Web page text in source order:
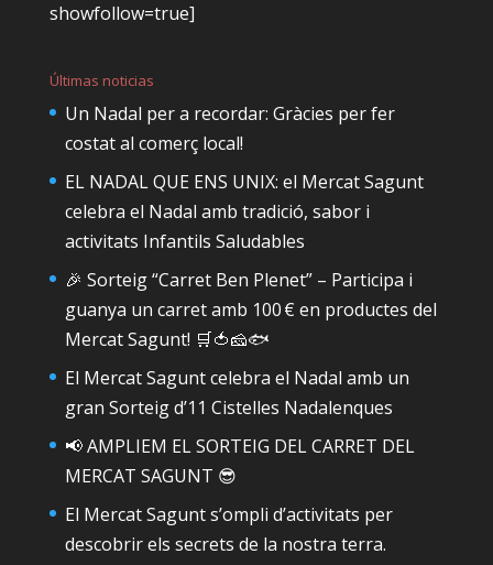
showfollow=true]
Últimas noticias
Un Nadal per a recordar: Gràcies per fer
costat al comerç local!
EL NADAL QUE ENS UNIX: el Mercat Sagunt
celebra el Nadal amb tradició, sabor i
activitats Infantils Saludables
🎉 Sorteig “Carret Ben Plenet” – Participa i
guanya un carret amb 100 € en productes del
Mercat Sagunt! 🛒🍅🧀🐟
El Mercat Sagunt celebra el Nadal amb un
gran Sorteig d’11 Cistelles Nadalenques
📢 AMPLIEM EL SORTEIG DEL CARRET DEL
MERCAT SAGUNT 😎
El Mercat Sagunt s’ompli d’activitats per
descobrir els secrets de la nostra terra.